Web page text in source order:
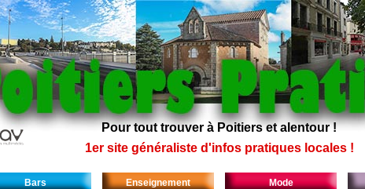
Pour tout trouver à Poitiers et alentour !
1er site généraliste d'infos pratiques locales !
Bars
Enseignement
Mode